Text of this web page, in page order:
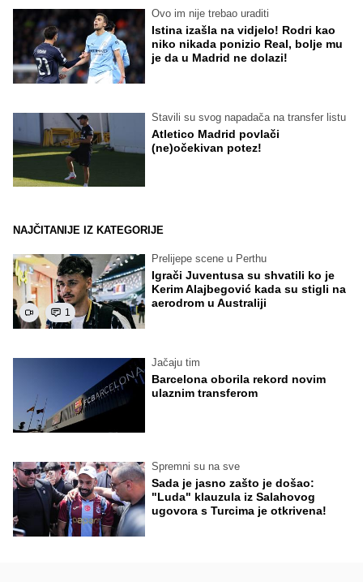
Ovo im nije trebao uraditi
Istina izašla na vidjelo! Rodri kao
niko nikada ponizio Real, bolje mu
je da u Madrid ne dolazi!
Stavili su svog napadača na transfer listu
Atletico Madrid povlači
(ne)očekivan potez!
NAJČITANIJE IZ KATEGORIJE
1
Prelijepe scene u Perthu
Igrači Juventusa su shvatili ko je
Kerim Alajbegović kada su stigli na
aerodrom u Australiji
Jačaju tim
Barcelona oborila rekord novim
ulaznim transferom
Spremni su na sve
Sada je jasno zašto je došao:
"Luda" klauzula iz Salahovog
ugovora s Turcima je otkrivena!